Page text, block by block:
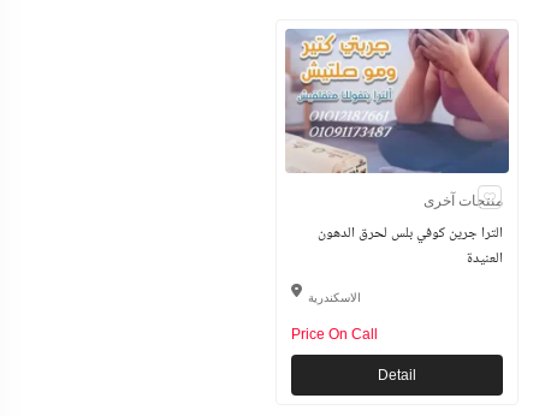
منتجات آخرى
الترا جرين كوفي بلس لحرق الدهون
العنيدة
الاسكندرية
Price On Call
Detail